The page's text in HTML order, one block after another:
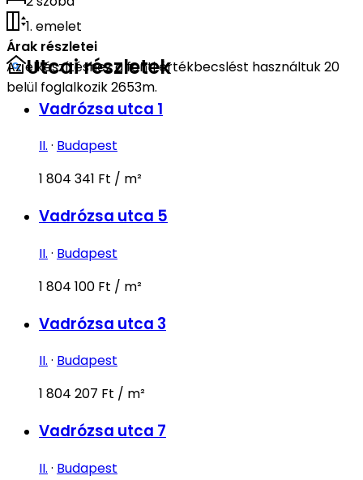
1. emelet
Árak részletei
Az elkészítéshez a fenti értékbecslést használtuk 20
belül foglalkozik 2653m.
Utcai részletek
Vadrózsa utca 1
II. · Budapest
1 804 341 Ft / m²
Vadrózsa utca 5
II. · Budapest
1 804 100 Ft / m²
Vadrózsa utca 3
II. · Budapest
1 804 207 Ft / m²
Vadrózsa utca 7
II. · Budapest